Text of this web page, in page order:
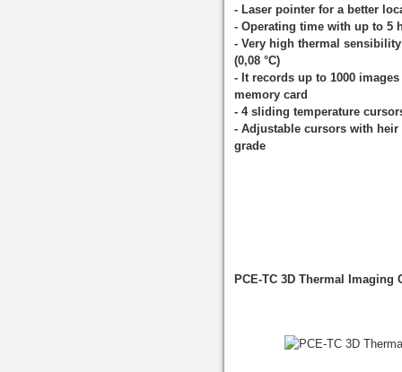
- Laser pointer for a better
- Operating time with up to 5
- Very high thermal
(0,08 °C)
- It records up to 1000
memory card
- 4 sliding temperature
- Adjustable cursors with
grade
PCE-TC 3D Thermal Imaging